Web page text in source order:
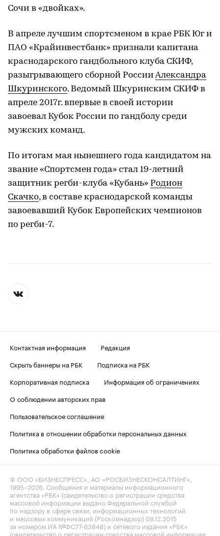
Сочи в «двойках».
В апреле лучшим спортсменом в крае РБК Юг и
ПАО «Крайинвестбанк» признали капитана
краснодарского гандбольного клуба СКИФ,
разыгрывающего сборной России Александра
Шкуринского. Ведомый Шкуринским СКИФ в
апреле 2017г. впервые в своей истории
завоевал Кубок России по гандболу среди
мужских команд.
По итогам мая нынешнего года кандидатом на
звание «Спортсмен года» стал 19-летний
защитник регби-клуба «Кубань» Родион
Скачко, в составе краснодарской команды
завоевавший Кубок Европейских чемпионов
по регби-7.
Контактная информация
Редакция
Скрыть баннеры на РБК
Подписка на РБК
Корпоративная подписка
Информация об ограничениях
О соблюдении авторских прав
Пользовательское соглашение
Политика в отношении обработки персональных данных
Политика обработки файлов cookie
© ООО «БИЗНЕСПРЕСС», АО «РОСБИЗНЕСКОНСАЛТИНГ»,
1995–2026. Сообщения и материалы информационного
агентства «РБК» (свидетельство о регистрации средства
массовой информации выдано Федеральной службой
по надзору в сфере связи, информационных технологий
и массовых коммуникаций (Роскомнадзор) 09.12.2015
за номером ИА №ФС77-63848) и сетевого издания «РБК»
(свидетельство о регистрации средства массовой информации